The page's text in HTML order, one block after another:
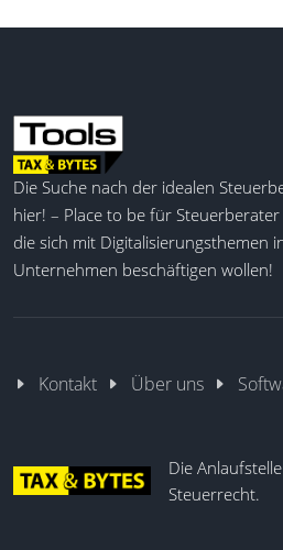
Die Suche nach der idealen
hier! – Place to be für
die sich mit Digitalisierungsthemen
Unternehmen beschäftigen wollen!
Kontakt Über uns
Die
Steuerrecht.